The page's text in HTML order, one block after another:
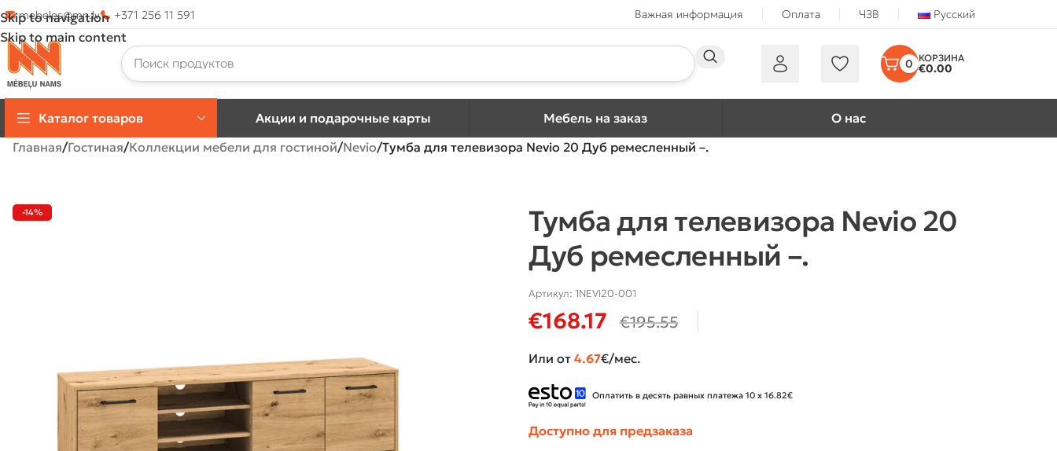
Skip to navigation
Skip to main content
mebeles@mn.lv +371 256 11 591 Важная информация Оплата ЧЗВ Русский
0 €0.00
Каталог товаров Акции и подарочные карты Мебель на заказ
О нас
Главная Гостиная Коллекции мебели для гостиной Nevio Тумба для телевизора Nevio 20 Дуб ремесленный –.
-14%
Тумба для телевизора Nevio 20
Дуб ремесленный –.
Артикул: 1NEVI20-001
€168.17 €195.55
Или от 4.67€/мес.
Оплатить в десять равных платежа 10 x 16.82€
Доступно для предзаказа